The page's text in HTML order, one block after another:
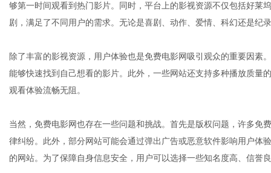
够第一时间观看到热门影片。同时，平台上的影视资源不仅包括好莱
剧，满足了不同用户的需求。无论是喜剧、动作、爱情、科幻还是纪
除了丰富的影视资源，用户体验也是免费电影网吸引观众的重要因素
能够快速找到自己想看的影片。此外，一些网站还支持多种播放质量
观看体验流畅无阻。
当然，免费电影网也存在一些问题和挑战。首先是版权问题，许多免
律纠纷。此外，部分网站可能会通过弹出广告或恶意软件影响用户体
的网站。为了保障自身信息安全，用户可以选择一些知名度高、信誉